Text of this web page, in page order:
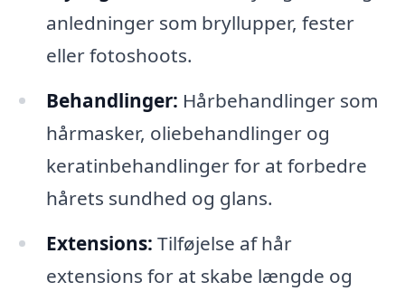
anledninger som bryllupper, fester
eller fotoshoots.
Behandlinger: Hårbehandlinger som
hårmasker, oliebehandlinger og
keratinbehandlinger for at forbedre
hårets sundhed og glans.
Extensions: Tilføjelse af hår
extensions for at skabe længde og